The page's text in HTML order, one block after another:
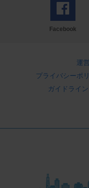
Facebook
運
プライバシーポ
ガイドライン